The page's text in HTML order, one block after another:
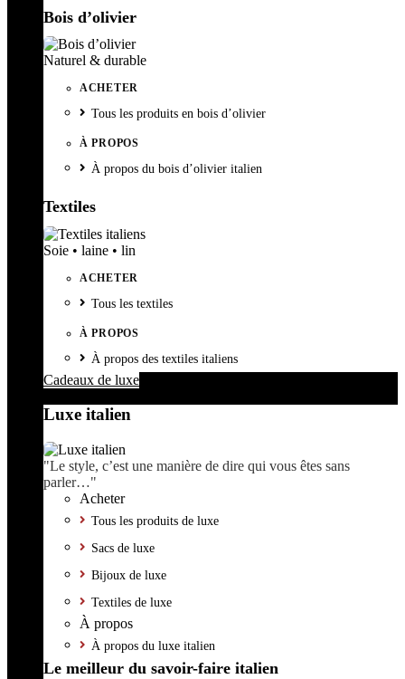
Bois d’olivier
Naturel & durable
ACHETER
Tous les produits en bois d’olivier
À PROPOS
À propos du bois d’olivier italien
Textiles
Soie • laine • lin
ACHETER
Tous les textiles
À PROPOS
À propos des textiles italiens
Cadeaux de luxe
Luxe italien
"Le style, c’est une manière de dire qui vous êtes sans
parler…"
Acheter
Tous les produits de luxe
Sacs de luxe
Bijoux de luxe
Textiles de luxe
À propos
À propos du luxe italien
Le meilleur du savoir-faire italien